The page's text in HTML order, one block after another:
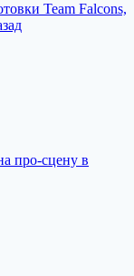
Team Falcons,
про-сцену в